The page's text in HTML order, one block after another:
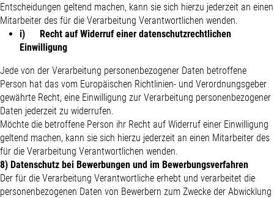
Entscheidungen geltend machen, kann sie sich hierzu jederzeit an einen
Mitarbeiter des für die Verarbeitung Verantwortlichen wenden.
i) Recht auf Widerruf einer datenschutzrechtlichen
Einwilligung
Jede von der Verarbeitung personenbezogener Daten betroffene
Person hat das vom Europäischen Richtlinien- und Verordnungsgeber
gewährte Recht, eine Einwilligung zur Verarbeitung personenbezogener
Daten jederzeit zu widerrufen.
Möchte die betroffene Person ihr Recht auf Widerruf einer Einwilligung
geltend machen, kann sie sich hierzu jederzeit an einen Mitarbeiter des
für die Verarbeitung Verantwortlichen wenden.
8) Datenschutz bei Bewerbungen und im Bewerbungsverfahren
Der für die Verarbeitung Verantwortliche erhebt und verarbeitet die
personenbezogenen Daten von Bewerbern zum Zwecke der Abwicklung